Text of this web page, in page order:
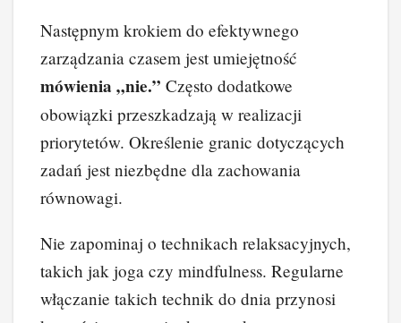
Następnym krokiem do efektywnego
zarządzania czasem jest umiejętność
mówienia „nie.” Często dodatkowe
obowiązki przeszkadzają w realizacji
priorytetów. Określenie granic dotyczących
zadań jest niezbędne dla zachowania
równowagi.
Nie zapominaj o technikach relaksacyjnych,
takich jak joga czy mindfulness. Regularne
włączanie takich technik do dnia przynosi